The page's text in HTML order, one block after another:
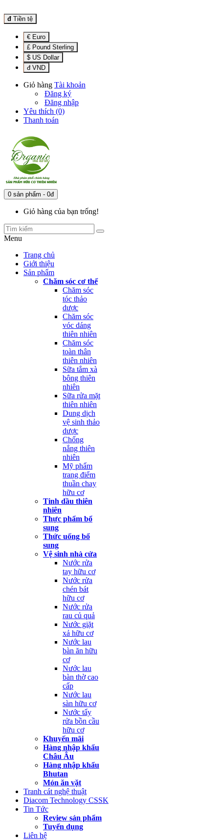
đ Tiền tệ
€ Euro
£ Pound Sterling
$ US Dollar
đ VND
Giỏ hàng Tài khoản
Đăng ký
Đăng nhập
Yêu thích (0)
Thanh toán
0 sản phẩm - 0đ
Giỏ hàng của bạn trống!
Menu
Trang chủ
Giới thiệu
Sản phẩm
Chăm sóc cơ thể
Chăm sóc
tóc thảo
dược
Chăm sóc
vóc dáng
thiên nhiên
Chăm sóc
toàn thân
thiên nhiên
Sữa tắm xà
bông thiên
nhiên
Sữa rửa mặt
thiên nhiên
Dung dịch
vệ sinh thảo
dược
Chống
nắng thiên
nhiên
Mỹ phẩm
trang điểm
thuần chay
hữu cơ
Tinh dầu thiên
nhiên
Thực phẩm bổ
sung
Thức uống bổ
sung
Vệ sinh nhà cửa
Nước rửa
tay hữu cơ
Nước rửa
chén bát
hữu cơ
Nước rửa
rau củ quả
Nước giặt
xả hữu cơ
Nước lau
bàn ăn hữu
cơ
Nước lau
bàn thờ cao
cấp
Nước lau
sàn hữu cơ
Nước tẩy
rửa bồn cầu
hữu cơ
Khuyến mãi
Hàng nhập khẩu
Châu Âu
Hàng nhập khẩu
Bhutan
Món ăn vặt
Tranh cát nghệ thuật
Diacom Technology CSSK
Tin Tức
Review sản phẩm
Tuyển dụng
Liên hệ